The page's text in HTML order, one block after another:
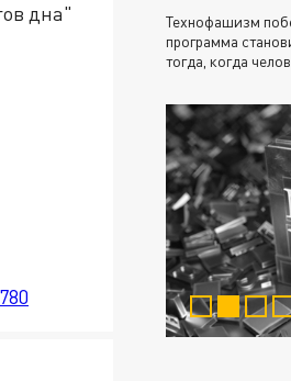
дна"
Технофашизм
программа
тогда, когда